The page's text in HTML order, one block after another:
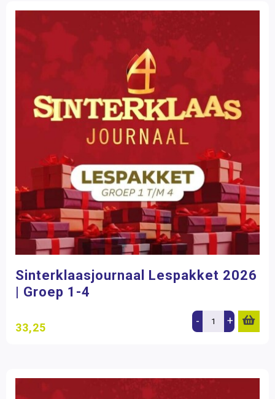
Sinterklaasjournaal Lespakket 2026
| Groep 1-4
33,25 - +